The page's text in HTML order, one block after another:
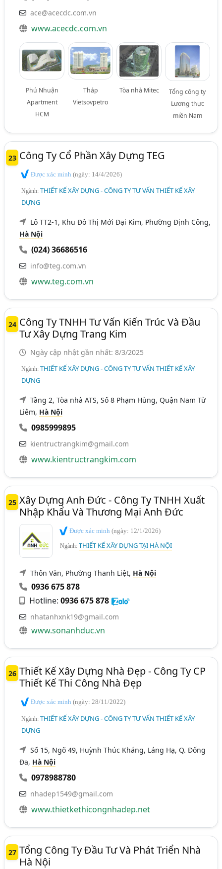
ace@acecdc.com.vn
www.acecdc.com.vn
Phú Nhuận
Apartment
HCM
Tháp
Vietsovpetro
Tòa nhà Mitec
Tổng công ty
Lương thực
miền Nam
23 Công Ty Cổ Phần Xây Dựng TEG
Được xác minh(ngày: 14/4/2026)
Ngành:THIẾT KẾ XÂY DỰNG - CÔNG TY TƯ VẤN THIẾT KẾ XÂY
DỰNG
Lô TT2-1, Khu Đô Thị Mới Đại Kim, Phường Định Công,
Hà Nội
(024) 36686516
info@teg.com.vn
www.teg.com.vn
24 Công Ty TNHH Tư Vấn Kiến Trúc Và Đầu
Tư Xây Dựng Trang Kim
Ngày cập nhật gần nhất: 8/3/2025
Ngành:THIẾT KẾ XÂY DỰNG - CÔNG TY TƯ VẤN THIẾT KẾ XÂY
DỰNG
Tầng 2, Tòa nhà ATS, Số 8 Phạm Hùng, Quận Nam Từ
Liêm, Hà Nội
0985999895
kientructrangkim@gmail.com
www.kientructrangkim.com
25 Xây Dựng Anh Đức - Công Ty TNHH Xuất
Nhập Khẩu Và Thương Mại Anh Đức
Được xác minh(ngày: 12/1/2026)
Ngành:THIẾT KẾ XÂY DỰNG TẠI HÀ NỘI
Thôn Văn, Phường Thanh Liệt, Hà Nội
0936 675 878
Hotline:0936 675 878
nhatanhxnk19@gmail.com
www.sonanhduc.vn
26 Thiết Kế Xây Dựng Nhà Đẹp - Công Ty CP
Thiết Kế Thi Công Nhà Đẹp
Được xác minh(ngày: 28/11/2022)
Ngành:THIẾT KẾ XÂY DỰNG - CÔNG TY TƯ VẤN THIẾT KẾ XÂY
DỰNG
Số 15, Ngõ 49, Huỳnh Thúc Kháng, Láng Hạ, Q. Đống
Đa, Hà Nội
0978988780
nhadep1549@gmail.com
www.thietkethicongnhadep.net
27 Tổng Công Ty Đầu Tư Và Phát Triển Nhà
Hà Nội